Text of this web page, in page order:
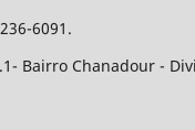
6091.
Bairro Chanadour -